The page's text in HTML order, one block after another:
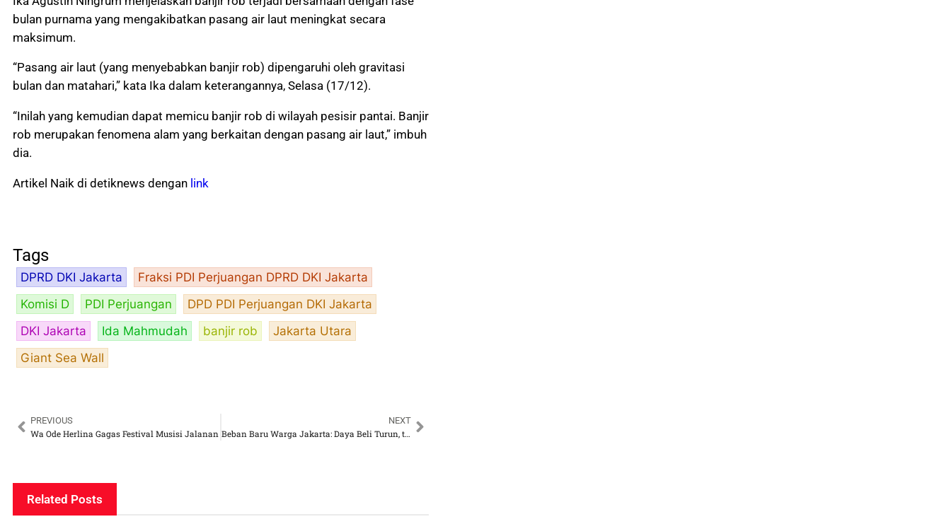
bulan purnama yang mengakibatkan pasang air laut meningkat secara
maksimum.
“Pasang air laut (yang menyebabkan banjir rob) dipengaruhi oleh gravitasi
bulan dan matahari,” kata Ika dalam keterangannya, Selasa (17/12).
“Inilah yang kemudian dapat memicu banjir rob di wilayah pesisir pantai. Banjir
rob merupakan fenomena alam yang berkaitan dengan pasang air laut,” imbuh
dia.
Artikel Naik di detiknews dengan link
Tags
DPRD DKI Jakarta
Fraksi PDI Perjuangan DPRD DKI Jakarta
Komisi D
PDI Perjuangan
DPD PDI Perjuangan DKI Jakarta
DKI Jakarta
Ida Mahmudah banjir rob
Jakarta Utara
Giant Sea Wall
PREVIOUS
Wa Ode Herlina Gagas Festival Musisi Jalanan
NEXT
Beban Baru Warga Jakarta: Daya Beli Turun, tetapi PPN Naik 12 Persen
Related Posts